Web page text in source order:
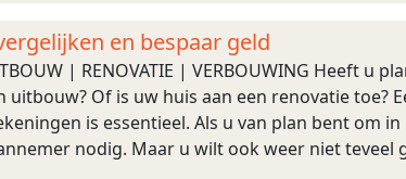
en bespaar geld
| RENOVATIE | VERBOUWING Heeft u
uitbouw? Of is uw huis aan een renovatie toe?
is essentieel. Als u van plan bent om
nodig. Maar u wilt ook weer niet